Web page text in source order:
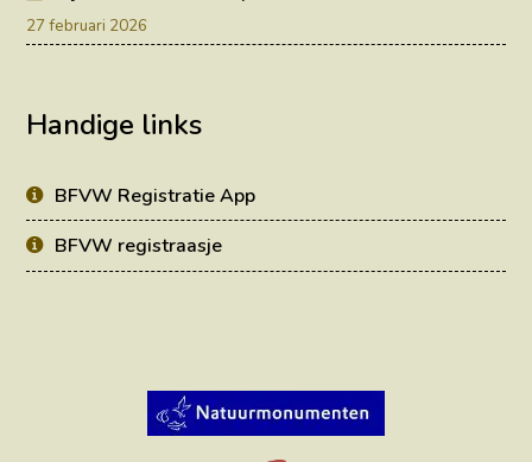
27 februari 2026
Handige links
BFVW Registratie App
BFVW registraasje